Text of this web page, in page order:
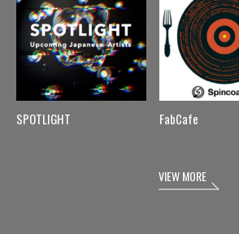
SPOTLIGHT FabCafe
VIEW MORE